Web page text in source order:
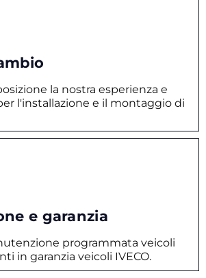
la nostra esperienza e
l'installazione e il montaggio di
e garanzia
programmata veicoli
in garanzia veicoli IVECO.